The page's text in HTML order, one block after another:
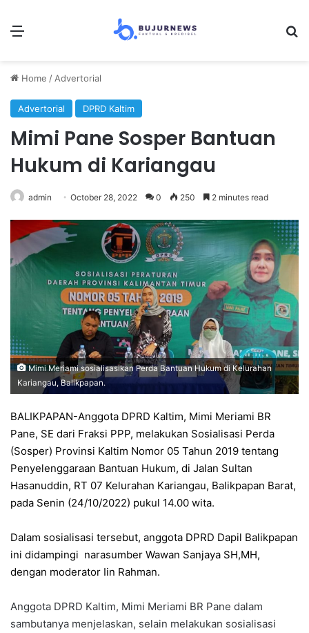
Home / Advertorial
Advertorial DPRD Kaltim
Mimi Pane Sosper Bantuan
Hukum di Kariangau
admin October 28, 2022 0 250 2 minutes read
Mimi Meriami sosialisasikan Perda Bantuan Hukum di Kelurahan
Kariangau, Balikpapan.
BALIKPAPAN-Anggota DPRD Kaltim, Mimi Meriami BR
Pane, SE dari Fraksi PPP, melakukan Sosialisasi Perda
(Sosper) Provinsi Kaltim Nomor 05 Tahun 2019 tentang
Penyelenggaraan Bantuan Hukum, di Jalan Sultan
Hasanuddin, RT 07 Kelurahan Kariangau, Balikpapan Barat,
pada Senin (24/10/2022) pukul 14.00 wita.
Dalam sosialisasi tersebut, anggota DPRD Dapil Balikpapan
ini didampingi narasumber Wawan Sanjaya SH,MH,
dengan moderator Iin Rahman.
Anggota DPRD Kaltim, Mimi Meriami BR Pane dalam
sambutanya menjelaskan, selain melakukan sosialisasi